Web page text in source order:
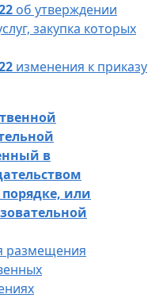
об утверждении
закупка которых
изменения к приказу
в
или